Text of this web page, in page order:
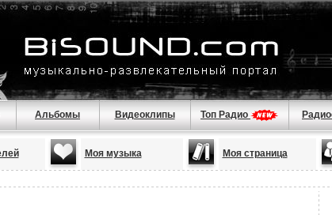
Альбомы Видеоклипы Топ Радио
Моя музыка Моя страница